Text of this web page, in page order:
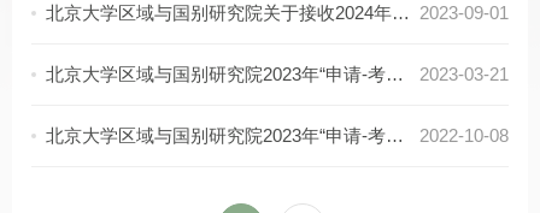
2023-09-01
北京大学区域与国别研究院关于接收2024年推荐免试研究生的说明
2023-03-21
北京大学区域与国别研究院2023年“申请-考核制” 博士研究生复试名单及复试安排
2022-10-08
北京大学区域与国别研究院2023年“申请-考核制”博士研究生招生说明